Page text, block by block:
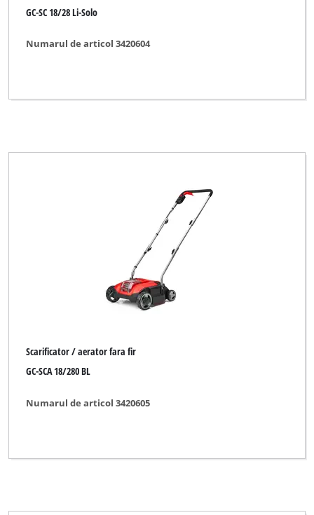
GC-SC 18/28 Li-Solo
Numarul de articol 3420604
Scarificator / aerator fara fir
GC-SCA 18/280 BL
Numarul de articol 3420605